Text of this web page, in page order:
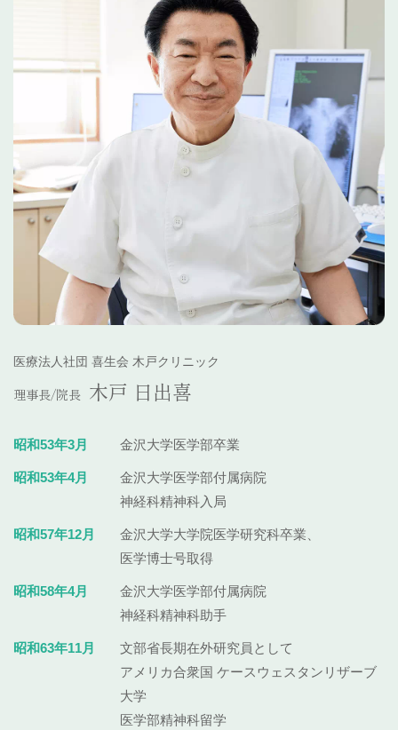
医療法人社団 喜生会 木戸クリニック
理事長/院長 木戸 日出喜
昭和53年3月 金沢大学医学部卒業
昭和53年4月
金沢大学医学部付属病院
神経科精神科入局
昭和57年12月
金沢大学大学院医学研究科卒業、
医学博士号取得
昭和58年4月
金沢大学医学部付属病院
神経科精神科助手
昭和63年11月
文部省長期在外研究員として
アメリカ合衆国 ケースウェスタンリザーブ
大学
医学部精神科留学